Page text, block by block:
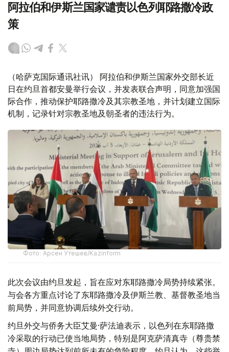
阿拉伯和伊斯兰国家谴责以色列耶路撒冷政
策
（哈萨克国际通讯社讯） 阿拉伯和伊斯兰国家外交部长近
日在约旦首都安曼举行会议，并发表联合声明，同意加强国
际合作，推动保护耶路撒冷及其宗教圣地，并计划建立国际
机制，记录针对宗教圣地及朝圣者的违法行为。
Фото: Арсен Утешев/Kazinform
此次会议由约旦发起，旨在应对东耶路撒冷局势持续紧张。
与会各方重点讨论了东耶路撒冷及伊斯兰教、基督教圣地当
前局势，并同意协调后续外交行动。
约旦外交与侨务大臣艾曼·萨法迪表示，以色列在东耶路撒
冷采取的行动已使当地局势，特别是阿克萨清真寺（尊贵禁